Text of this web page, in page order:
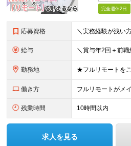
完全週休2日
応募資格
給与
勤務地
働き方 フルリモートがメ
残業時間 10時間以内
求人を見る